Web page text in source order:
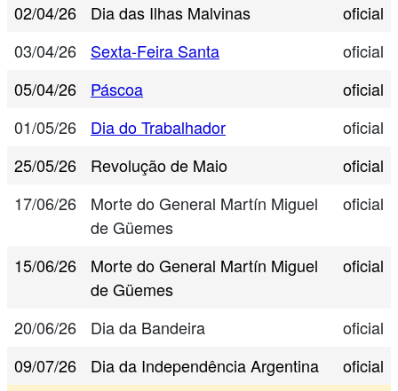
02/04/26 Dia das Ilhas Malvinas
oficial
03/04/26
Sexta-Feira Santa
oficial
05/04/26
Páscoa
oficial
01/05/26
Dia do Trabalhador
oficial
25/05/26
Revolução de Maio
oficial
17/06/26
Morte do General Martín Miguel
de Güemes
oficial
15/06/26
Morte do General Martín Miguel
de Güemes
oficial
20/06/26 Dia da Bandeira
oficial
09/07/26
Dia da Independência Argentina
oficial